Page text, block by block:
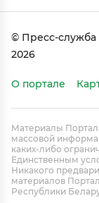
© Пресс-служба
2026
О портале
Материалы
массовой
каких-либо
Единственным
Никакого
материалов
Республики